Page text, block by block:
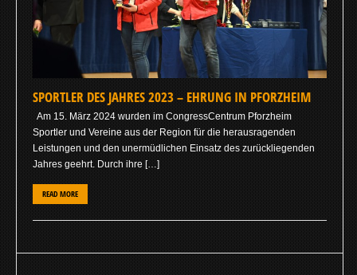
SPORTLER DES JAHRES 2023 – EHRUNG IN PFORZHEIM
Am 15. März 2024 wurden im CongressCentrum Pforzheim
Sportler und Vereine aus der Region für die herausragenden
Leistungen und den unermüdlichen Einsatz des zurückliegenden
Jahres geehrt. Durch ihre […]
READ MORE